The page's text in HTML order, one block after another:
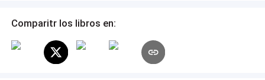
que esa atracción que él siente, se convirtió en amor?
Comparitr los libros en: